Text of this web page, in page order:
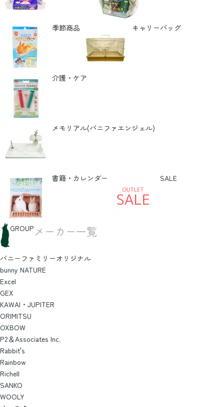
季節商品 キャリーバッグ
介護・ケア
メモリアル(バニファエンジェル)
書籍・カレンダー SALE
GROUP メーカー一覧
バニーファミリーオリジナル
bunny NATURE
Excel
GEX
KAWAI・JUPITER
ORIMITSU
OXBOW
P2＆Associates Inc.
Rabbit's
Rainbow
Richell
SANKO
WOOLY